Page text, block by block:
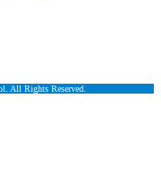
All Rights Reserved.